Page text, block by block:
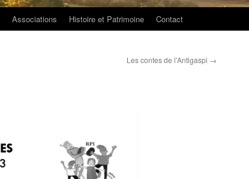
Associations Histoire et Patrimoine Contact
Les contes de l’Antigaspi →